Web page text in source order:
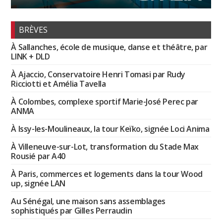
BRÈVES
À Sallanches, école de musique, danse et théâtre, par
LINK + DLD
À Ajaccio, Conservatoire Henri Tomasi par Rudy
Ricciotti et Amélia Tavella
À Colombes, complexe sportif Marie-José Perec par
ANMA
À Issy-les-Moulineaux, la tour Keïko, signée Loci Anima
À Villeneuve-sur-Lot, transformation du Stade Max
Rousié par A40
À Paris, commerces et logements dans la tour Wood
up, signée LAN
Au Sénégal, une maison sans assemblages
sophistiqués par Gilles Perraudin